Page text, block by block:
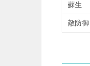
蘇生
敵防